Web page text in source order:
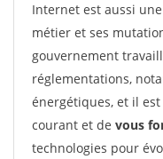
Internet est aussi
métier et ses
gouvernement
réglementations,
énergétiques, et il
courant et de vous
technologies pour